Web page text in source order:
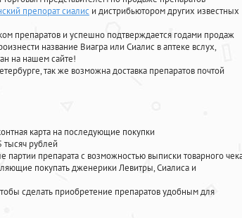
препорат сиалис и дистрибьютором других известных
препаратов и успешно подтверждается годами продаж
название Виагра или Сиалис в аптеке вслух,
на нашем сайте!
так же возможна доставка препаратов почтой
карта на последующие покупки
тысяч рублей
препарата с возможностью выписки товарного
покупать дженерики Левитры, Сиалиса и
сделать приобретение препаратов удобным для